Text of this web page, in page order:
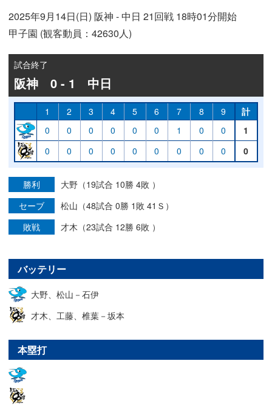
2025年9月14日(日) 阪神 - 中日 21回戦 18時01分開始
甲子園 (観客動員：42630人)
試合終了
阪神 0 - 1 中日
1 2 3 4 5 6 7 8 9
計
0
0 0 0 0 0 1 0 0
1
0
0 0 0 0 0 0 0 0 0
勝利
大野（19試合 10勝 4敗 ）
セーブ
松山（48試合 0勝 1敗 41Ｓ）
敗戦
才木（23試合 12勝 6敗 ）
バッテリー
大野、松山－石伊
才木、工藤、椎葉－坂本
本塁打